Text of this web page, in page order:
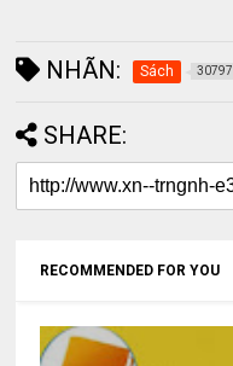
NHÃN: Sách 30797
SHARE:
RECOMMENDED FOR YOU